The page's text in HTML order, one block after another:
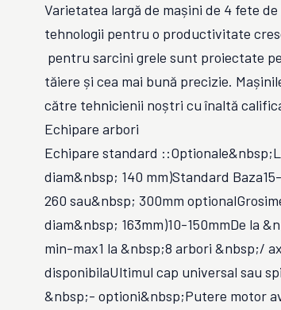
Varietatea largă de mașini de 4 fete
tehnologii pentru o productivitate
pentru sarcini grele sunt proiectate
tăiere și cea mai bună precizie.
către tehnicienii noștri cu înaltă
Echipare arbori
Echipare standard
diam&nbsp; 140 mm)Standard
260 sau&nbsp; 300mm
diam&nbsp; 163mm)10-150mmDe la
min-max1 la &nbsp;8 arbori &nbsp;/
disponibilaUltimul cap universal sau
&nbsp;- optioni&nbsp;Putere motor